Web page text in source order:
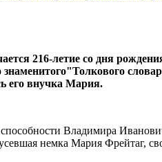
216-летие со дня
знаменитого"Толкового
его внучка Мария.
Владимира
немка Мария Фрейтаг,